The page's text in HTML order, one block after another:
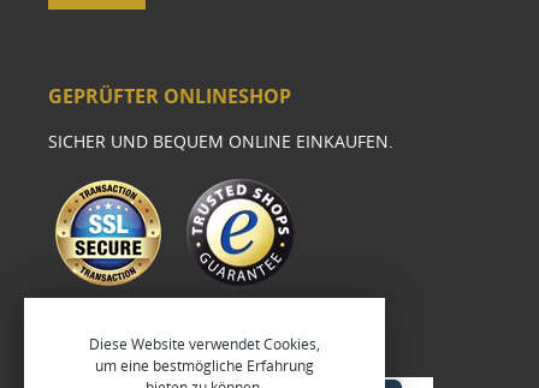
GEPRÜFTER ONLINESHOP
SICHER UND BEQUEM ONLINE EINKAUFEN.
Diese Website verwendet Cookies,
um eine bestmögliche Erfahrung